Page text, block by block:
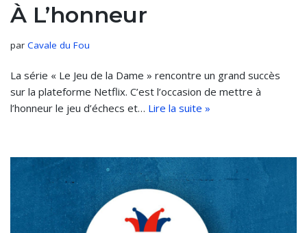
À L’honneur
par Cavale du Fou
La série « Le Jeu de la Dame » rencontre un grand succès
sur la plateforme Netflix. C’est l’occasion de mettre à
l’honneur le jeu d’échecs et… Lire la suite »